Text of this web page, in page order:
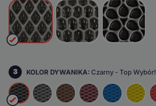
3 KOLOR DYWANIKA:Czarny - Top Wybór!